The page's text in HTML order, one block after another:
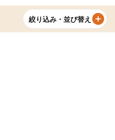
絞り込み・並び替え